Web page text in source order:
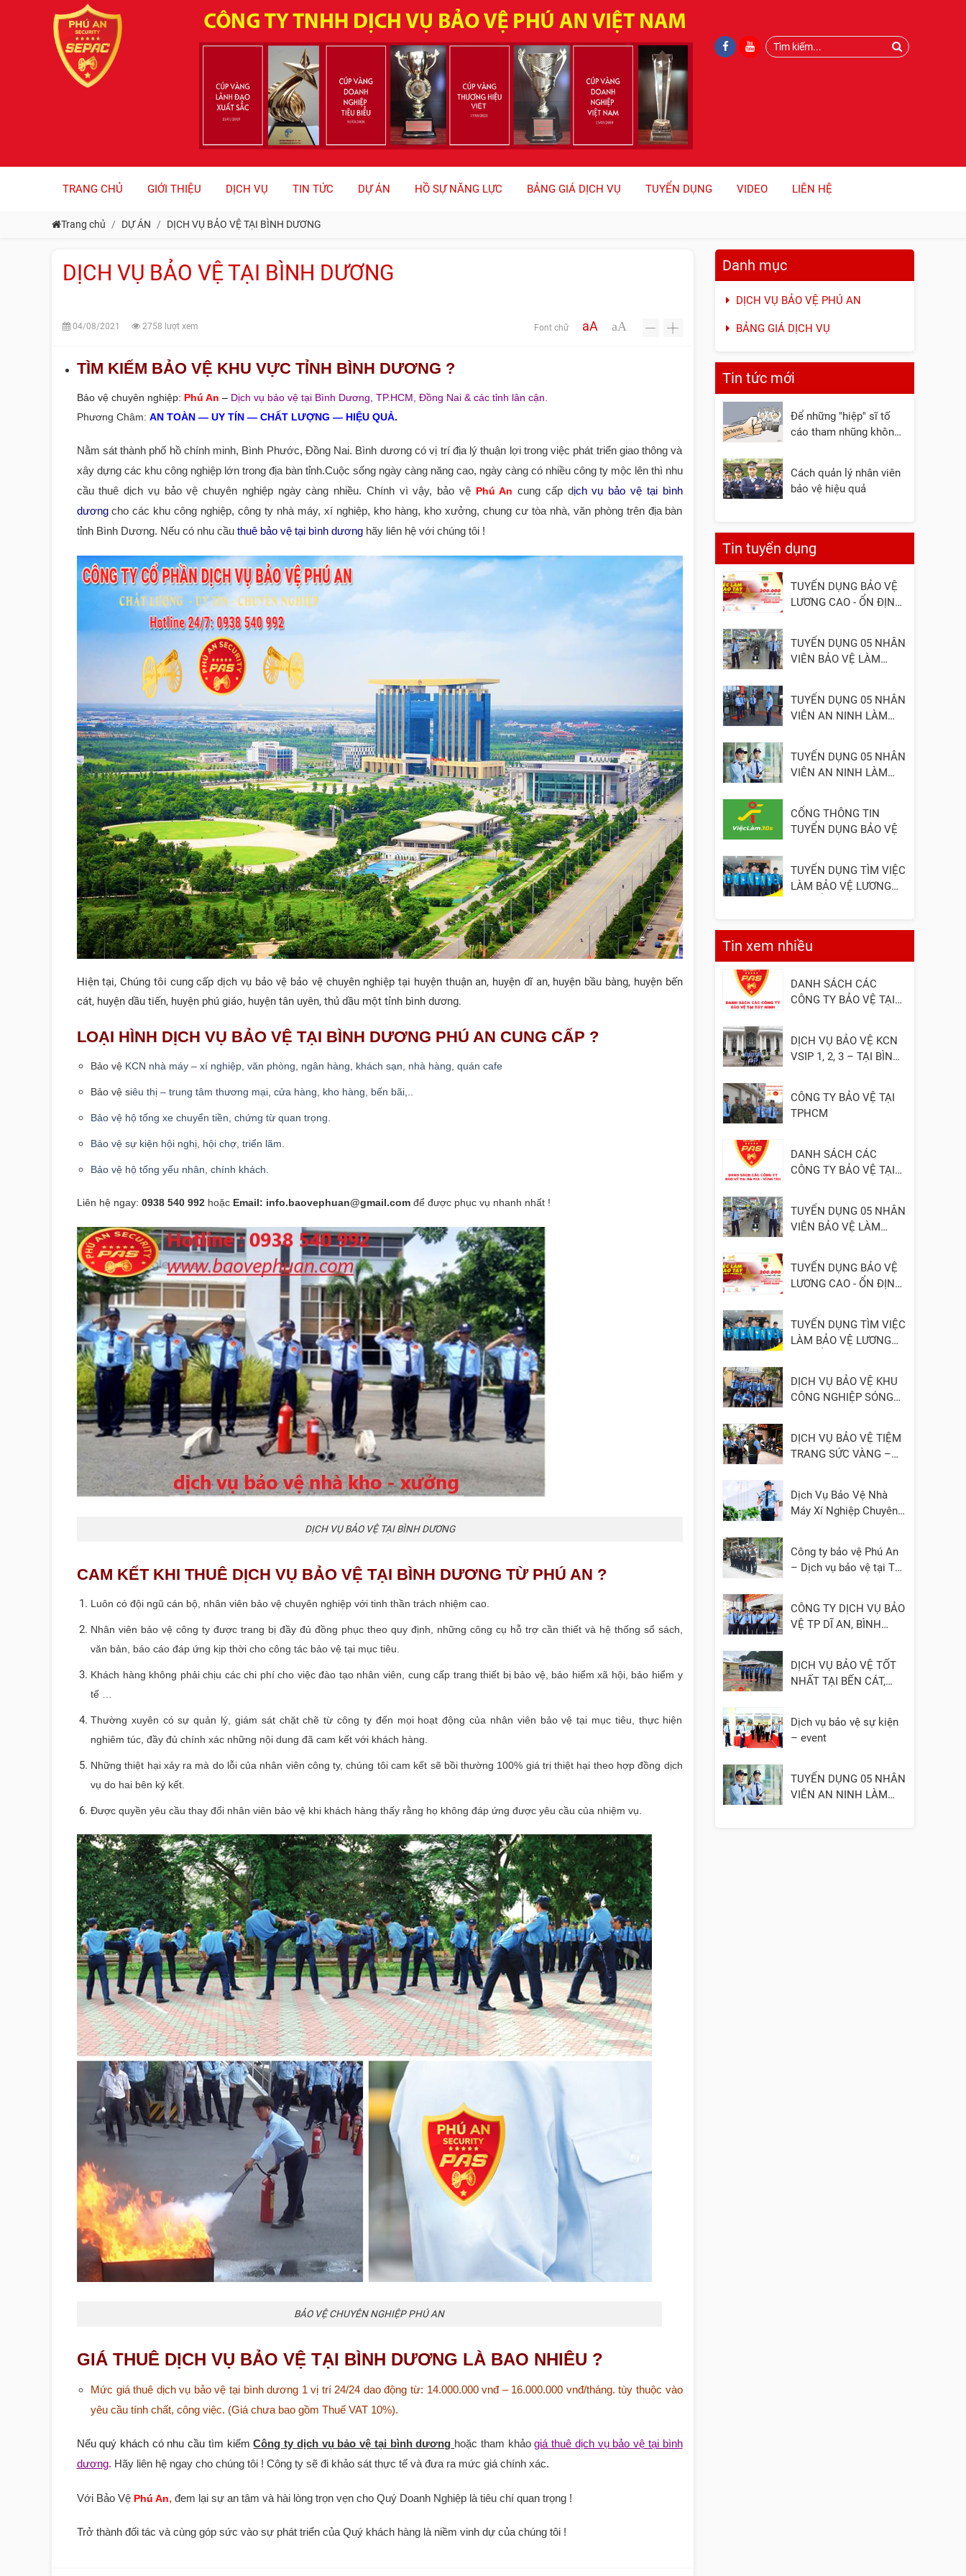
TRANG CHỦ GIỚI THIỆU DỊCH VỤ TIN TỨC DỰ ÁN HỒ SỰ NĂNG LỰC BẢNG GIÁ DỊCH VỤ TUYỂN DỤNG VIDEO LIÊN HỆ
Trang chủ DỰ ÁN DỊCH VỤ BẢO VỆ TẠI BÌNH DƯƠNG
DỊCH VỤ BẢO VỆ TẠI BÌNH DƯƠNG
04/08/2021 2758 lượt xem Font chữ aA aA - +
TÌM KIẾM BẢO VỆ KHU VỰC TỈNH BÌNH DƯƠNG ?
Bảo vệ chuyên nghiệp: Phú An – Dịch vụ bảo vệ tại Bình Dương TP.HCM, Đồng Nai & các tỉnh lân cận.
Phương Châm: AN TOÀN ― UY TÍN ― CHẤT LƯỢNG ― HIỆU QUẢ.
Nằm sát thành phố hồ chính minh, Bình Phước, Đồng Nai. Bình dương có vị trí địa lý thuận lợi trong việc phát triển giao thông và
xây dựng các khu công nghiệp lớn trong địa bàn tỉnh.Cuộc sống ngày càng năng cao, ngày càng có nhiều công ty mộc lên thì nhu
cầu thuê dịch vụ bảo vệ chuyên nghiệp ngày càng nhiều. Chính vì vậy, bảo vệ
Phú An cung cấp dịch vụ bảo vệ tại bình
dươngcho các khu công nghiệp, công ty nhà máy, xí nghiệp, kho hàng, kho xưởng, chung cư tòa nhà, văn phòng trên địa bàn
tỉnh Bình Dương. Nếu có nhu cầu thuê bảo vệ tại bình dươnghãy liên hệ với chúng tôi !
Hiện tại, Chúng tôi cung cấp dịch vụ bảo vệ bảo vệ chuyên nghiệp tại huyện thuận an, huyện dĩ an, huyện bầu bàng, huyện bến
cát, huyện dầu tiến, huyện phú giáo, huyện tân uyên, thủ dầu một tỉnh bình dương.
LOẠI HÌNH DỊCH VỤ BẢO VỆ TẠI BÌNH DƯƠNG PHÚ AN CUNG CẤP ?
Bảo vệ KCN nhà máy – xí nghiệp văn phòng ngân hàng khách sạn nhà hàng quán cafe
Bảo vệ siêu thị – trung tâm thương mại cửa hàng kho hàng, bến bãi
Bảo vệ hộ tống xe chuyển tiền, chứng từ quan trọng.
Bảo vệ sự kiện hội nghị, hội chợ, triển lãm
Bảo vệ hộ tống yếu nhân, chính khách.
Liên hệ ngay: 0938 540 992hoặcEmail: info.baovephuan@gmail.com để được phục vụ nhanh nhất !
DỊCH VỤ BẢO VỆ TẠI BÌNH DƯƠNG
CAM KẾT KHI THUÊ DỊCH VỤ BẢO VỆ TẠI BÌNH DƯƠNG TỪ PHÚ AN ?
Luôn có đội ngũ cán bộ, nhân viên bảo vệ chuyên nghiệp với tinh thần trách nhiệm cao.
Nhân viên bảo vệ công ty được trang bị đầy đủ đồng phục theo quy định, những công cụ hỗ trợ cần thiết và hệ thống sổ sách,
văn bản, báo cáo đáp ứng kịp thời cho công tác bảo vệ tại mục tiêu.
Khách hàng không phải chịu các chi phí cho việc đào tạo nhân viên, cung cấp trang thiết bị bảo vệ, bảo hiểm xã hội, bảo hiểm y
tế …
Thường xuyên có sự quản lý, giám sát chặt chẽ từ công ty đến mọi hoạt động của nhân viên bảo vệ tại mục tiêu, thực hiện
nghiêm túc, đầy đủ chính xác những nội dung đã cam kết với khách hàng.
Những thiệt hại xảy ra mà do lỗi của nhân viên công ty, chúng tôi cam kết sẽ bồi thường 100% giá trị thiệt hại theo hợp đồng dịch
vụ do hai bên ký kết.
Được quyền yêu cầu thay đổi nhân viên bảo vệ khi khách hàng thấy rằng họ không đáp ứng được yêu cầu của nhiệm vụ.
BẢO VỆ CHUYÊN NGHIỆP PHÚ AN
GIÁ THUÊ DỊCH VỤ BẢO VỆ TẠI BÌNH DƯƠNG LÀ BAO NHIÊU ?
Mức giá thuê dịch vụ bảo vệ tại bình dương 1 vị trí 24/24 dao động từ: 14.000.000 vnđ – 16.000.000 vnđ/tháng. tùy thuộc vào
yêu cầu tính chất, công việc. (Giá chưa bao gồm Thuế VAT 10%).
Nếu quý khách có nhu cầu tìm kiếm Công ty dịch vụ bảo vệ tại bình dương hoặc tham khảogiá thuê dịch vụ bảo vệ tại bình
dương. Hãy liên hệ ngay cho chúng tôi ! Công ty sẽ đi khảo sát thực tế và đưa ra mức giá chính xác.
Với Bảo Vệ Phú An, đem lại sự an tâm và hài lòng trọn vẹn cho Quý Doanh Nghiệp là tiêu chí quan trọng !
Trở thành đối tác và cùng góp sức vào sự phát triển của Quý khách hàng là niềm vinh dự của chúng tôi !
Danh mục
DỊCH VỤ BẢO VỆ PHÚ AN
BẢNG GIÁ DỊCH VỤ
Tin tức mới
Để những "hiệp" sĩ tố
cáo tham nhũng không
Cách quản lý nhân viên
bảo vệ hiệu quả
Tin tuyển dụng
TUYỂN DỤNG BẢO VỆ
LƯƠNG CAO - ỔN ĐỊNH
TUYỂN DỤNG 05 NHÂN
VIÊN BẢO VỆ LÀM
TUYỂN DỤNG 05 NHÂN
VIÊN AN NINH LÀM
TUYỂN DỤNG 05 NHÂN
VIÊN AN NINH LÀM
CỔNG THÔNG TIN
TUYỂN DỤNG BẢO VỆ
TUYỂN DỤNG TÌM VIỆC
LÀM BẢO VỆ LƯƠNG
Tin xem nhiều
DANH SÁCH CÁC
CÔNG TY BẢO VỆ TẠI
DỊCH VỤ BẢO VỆ KCN
VSIP 1, 2, 3 – TẠI BÌNH
CÔNG TY BẢO VỆ TẠI
TPHCM
DANH SÁCH CÁC
CÔNG TY BẢO VỆ TẠI
TUYỂN DỤNG 05 NHÂN
VIÊN BẢO VỆ LÀM
TUYỂN DỤNG BẢO VỆ
LƯƠNG CAO - ỔN ĐỊNH
TUYỂN DỤNG TÌM VIỆC
LÀM BẢO VỆ LƯƠNG
DỊCH VỤ BẢO VỆ KHU
CÔNG NGHIỆP SÓNG
DỊCH VỤ BẢO VỆ TIỆM
TRANG SỨC VÀNG –
Dịch Vụ Bảo Vệ Nhà
Máy Xí Nghiệp Chuyên
Công ty bảo vệ Phú An
– Dịch vụ bảo vệ tại TP.
Nai, Cần Thơ, Long An
CÔNG TY DỊCH VỤ BẢO
VỆ TP DĨ AN, BÌNH
DỊCH VỤ BẢO VỆ TỐT
NHẤT TẠI BẾN CÁT,
Dịch vụ bảo vệ sự kiện
– event
TUYỂN DỤNG 05 NHÂN
VIÊN AN NINH LÀM